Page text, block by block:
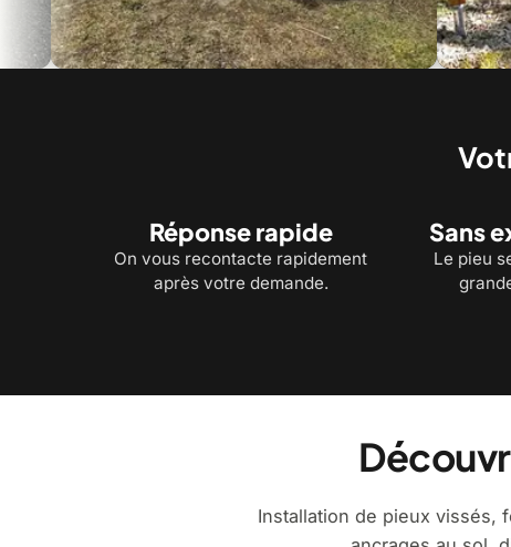
Réponse rapide
On vous recontacte rapidement
après votre demande.
Sans
Le pieu
Installation de pieux vissés,